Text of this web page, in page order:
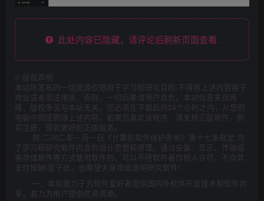
此处内容已隐藏，请评论后刷新页面查看.
版权声明
本站所发布的一切资源仅限用于学习和研究目的;不得将上述内容用于
商业或者非法用途，否则，一切后果请用户自负。本站信息来自网
络，版权争议与本站无关。您必须在下载后的24个小时之内，从您的
电脑中彻底删除上述内容。如果您喜欢该程序，请支持正版软件，购
买注册，得到更好的正版服务。
附:二00二年一月一日《计算机软件保护条例》第十七条规定:为
了学习和研究软件内含的设计思想和原理，通过安装、显示、传输或
者存储软件等方式使用软件的，可以不经软件著作权人许可，不向其
支付报酬!鉴于此，也希望大家按此说明研究软件!
一、本站致力于为软件爱好者提供国内外软件开发技术和软件共
享，着力为用户提供优资资源。